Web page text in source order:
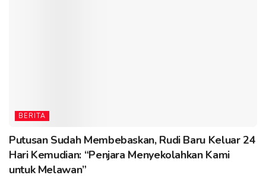
BERITA
Putusan Sudah Membebaskan, Rudi Baru Keluar 24
Hari Kemudian: “Penjara Menyekolahkan Kami
untuk Melawan”